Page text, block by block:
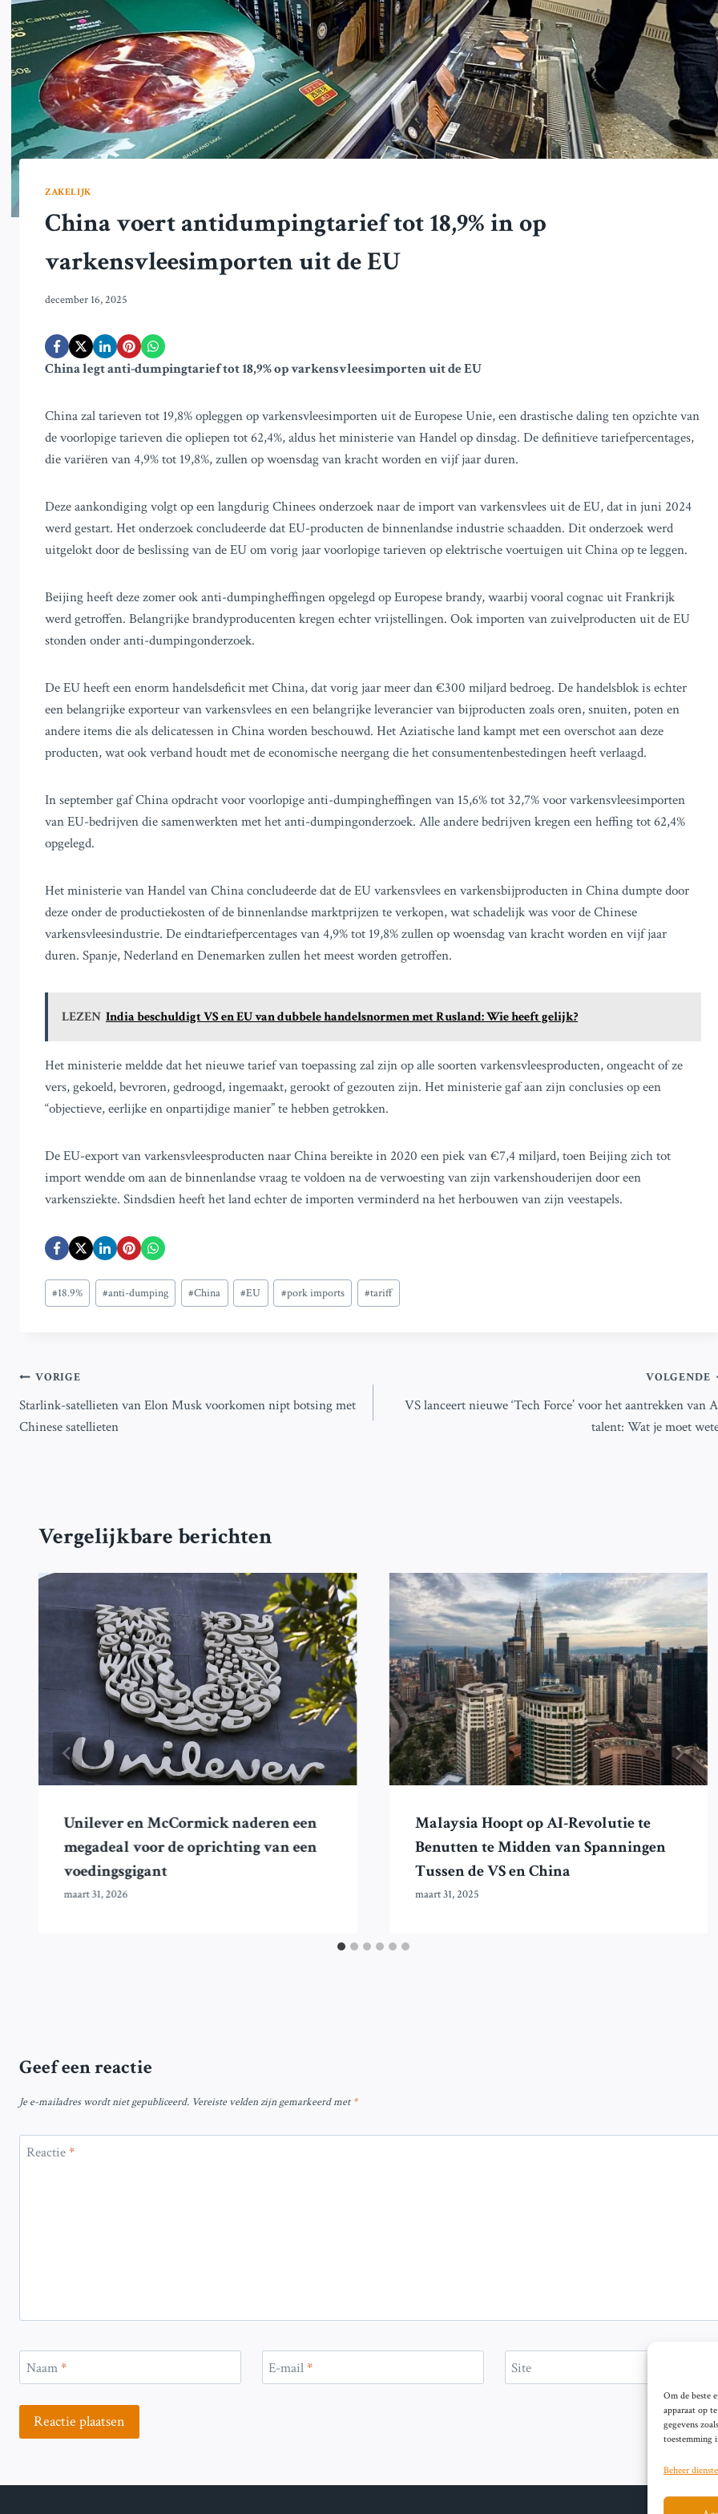
Om de beste
apparaat op
gegevens
toestemming
Beheer
ZAKELIJK
China voert antidumpingtarief tot 18,9% in op
varkensvleesimporten uit de EU
december 16, 2025
China legt anti-dumpingtarief tot 18,9% op varkensvleesimporten uit de EU
China zal tarieven tot 19,8% opleggen op varkensvleesimporten uit de Europese Unie, een drastische daling ten opzichte van
de voorlopige tarieven die opliepen tot 62,4%, aldus het ministerie van Handel op dinsdag. De definitieve tariefpercentages,
die variëren van 4,9% tot 19,8%, zullen op woensdag van kracht worden en vijf jaar duren.
Deze aankondiging volgt op een langdurig Chinees onderzoek naar de import van varkensvlees uit de EU, dat in juni 2024
werd gestart. Het onderzoek concludeerde dat EU-producten de binnenlandse industrie schaadden. Dit onderzoek werd
uitgelokt door de beslissing van de EU om vorig jaar voorlopige tarieven op elektrische voertuigen uit China op te leggen.
Beijing heeft deze zomer ook anti-dumpingheffingen opgelegd op Europese brandy, waarbij vooral cognac uit Frankrijk
werd getroffen. Belangrijke brandyproducenten kregen echter vrijstellingen. Ook importen van zuivelproducten uit de EU
stonden onder anti-dumpingonderzoek.
De EU heeft een enorm handelsdeficit met China, dat vorig jaar meer dan €300 miljard bedroeg. De handelsblok is echter
een belangrijke exporteur van varkensvlees en een belangrijke leverancier van bijproducten zoals oren, snuiten, poten en
andere items die als delicatessen in China worden beschouwd. Het Aziatische land kampt met een overschot aan deze
producten, wat ook verband houdt met de economische neergang die het consumentenbestedingen heeft verlaagd.
In september gaf China opdracht voor voorlopige anti-dumpingheffingen van 15,6% tot 32,7% voor varkensvleesimporten
van EU-bedrijven die samenwerkten met het anti-dumpingonderzoek. Alle andere bedrijven kregen een heffing tot 62,4%
opgelegd.
Het ministerie van Handel van China concludeerde dat de EU varkensvlees en varkensbijproducten in China dumpte door
deze onder de productiekosten of de binnenlandse marktprijzen te verkopen, wat schadelijk was voor de Chinese
varkensvleesindustrie. De eindtariefpercentages van 4,9% tot 19,8% zullen op woensdag van kracht worden en vijf jaar
duren. Spanje, Nederland en Denemarken zullen het meest worden getroffen.
LEZEN India beschuldigt VS en EU van dubbele handelsnormen met Rusland: Wie heeft gelijk?
Het ministerie meldde dat het nieuwe tarief van toepassing zal zijn op alle soorten varkensvleesproducten, ongeacht of ze
vers, gekoeld, bevroren, gedroogd, ingemaakt, gerookt of gezouten zijn. Het ministerie gaf aan zijn conclusies op een
“objectieve, eerlijke en onpartijdige manier” te hebben getrokken.
De EU-export van varkensvleesproducten naar China bereikte in 2020 een piek van €7,4 miljard, toen Beijing zich tot
import wendde om aan de binnenlandse vraag te voldoen na de verwoesting van zijn varkenshouderijen door een
varkensziekte. Sindsdien heeft het land echter de importen verminderd na het herbouwen van zijn veestapels.
Bericht
tags:
#18.9% #anti-dumping #China #EU #pork imports #tariff
Bericht
navigatie
VORIGE
Starlink-satellieten van Elon Musk voorkomen nipt botsing met
Chinese satellieten
VOLGENDE
VS lanceert nieuwe ‘Tech Force’ voor het aantrekken van
talent: Wat je moet
Vergelijkbare berichten
Unilever en McCormick naderen een
megadeal voor de oprichting van een
voedingsgigant
maart 31, 2026
Malaysia Hoopt op AI-Revolutie te
Benutten te Midden van Spanningen
Tussen de VS en China
maart 31, 2025
Geef een reactie
Je e-mailadres wordt niet gepubliceerd. Vereiste velden zijn gemarkeerd met*
Reactie*
Naam* E-mail* Site